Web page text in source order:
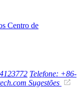
Centro de
Telefone: +86-
Sugestões